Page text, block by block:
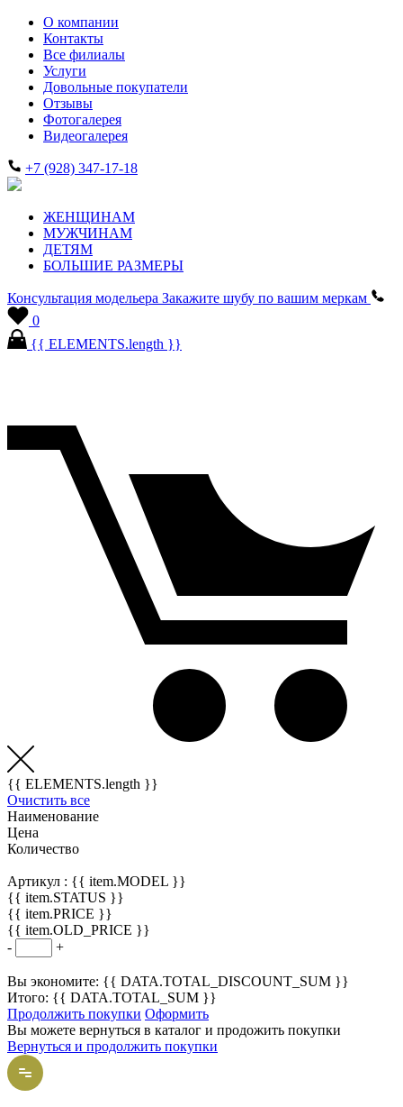
О компании
Контакты
Все филиалы
Услуги
Довольные покупатели
Отзывы
Фотогалерея
Видеогалерея
+7 (928) 347-17-18
ЖЕНЩИНАМ
МУЖЧИНАМ
ДЕТЯМ
БОЛЬШИЕ РАЗМЕРЫ
Консультация модельера Закажите шубу по вашим меркам
0
{{ ELEMENTS.length }}
{{ ELEMENTS.length }}
Очистить все
Наименование
Цена
Количество
Артикул : {{ item.MODEL }}
{{ item.STATUS }}
{{ item.PRICE }}
{{ item.OLD_PRICE }}
-
+
Вы экономите: {{ DATA.TOTAL_DISCOUNT_SUM }}
Итого: {{ DATA.TOTAL_SUM }}
Продолжить покупки Оформить
Вы можете вернуться в каталог и продожить покупки
Вернуться и продолжить покупки